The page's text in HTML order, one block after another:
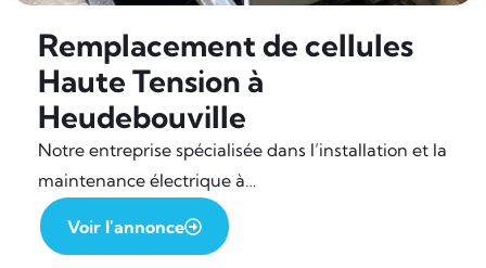
Remplacement de cellules
Haute Tension à
Heudebouville
Notre entreprise spécialisée dans l’installation et la
maintenance électrique à…
Voir l'annonce